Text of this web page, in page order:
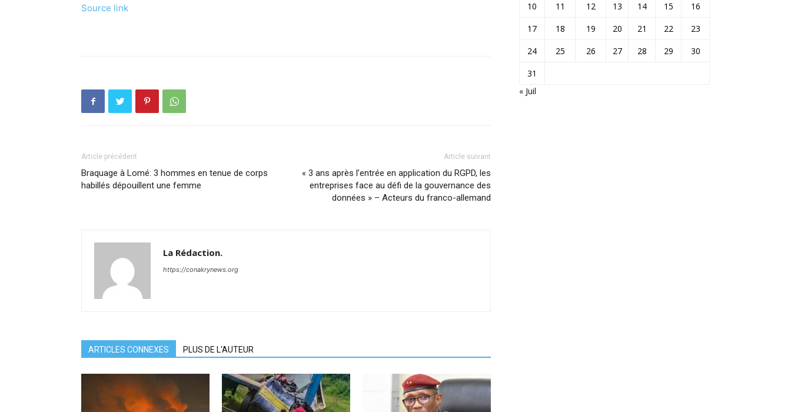
Source link
Article précédent
Braquage à Lomé: 3 hommes en tenue de corps
habillés dépouillent une femme
Article suivant
« 3 ans après l’entrée en application du RGPD, les
entreprises face au défi de la gouvernance des
données » – Acteurs du franco-allemand
La Rédaction.
https://conakrynews.org
ARTICLES CONNEXES PLUS DE L'AUTEUR
10
11 12 13 14 15
16
17
18 19 20 21 22
23
24
25 26 27 28 29
30
31
« Juil